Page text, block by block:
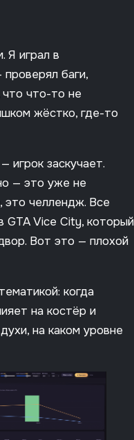
Я играл в
баги,
что что-то не
жёстко, где-то
игрок заскучает.
— это уже не
это челлендж. Все
GTA Vice City, который
Вот это — плохой
когда
на костёр и
на каком уровне